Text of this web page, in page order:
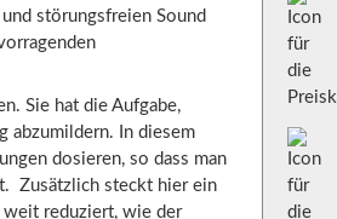
störungsfreien Sound
Sie hat die Aufgabe,
abzumildern. In diesem
dosieren, so dass man
Zusätzlich steckt hier ein
reduziert, wie der